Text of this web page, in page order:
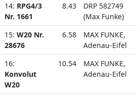
14: RPG4/3
Nr. 1661
8.43
DRP 582749
(Max Funke)
15: W20 Nr.
28676
6.58
MAX FUNKE,
Adenau-Eifel
16:
Konvolut
W20
10.54
MAX FUNKE,
Adenau-Eifel